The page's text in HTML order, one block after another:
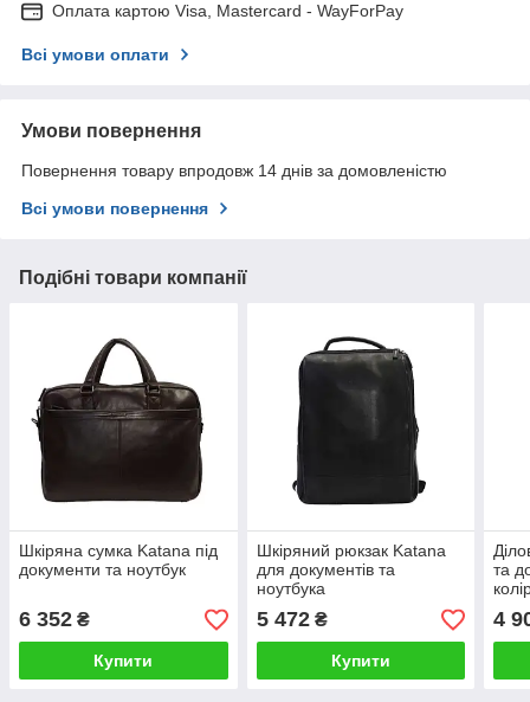
Оплата картою Visa, Mastercard - WayForPay
Всі умови оплати
Умови повернення
Повернення товару впродовж 14 днів за домовленістю
Всі умови повернення
Подібні товари компанії
Шкіряна сумка Katana під
документи та ноутбук
6 352 ₴
Купити
Шкіряний рюкзак Katana
для документів та
ноутбука
5 472₴
Купити
та
4